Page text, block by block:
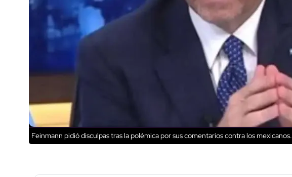
Feinmann pidió disculpas tras la polémica por sus comentarios contra los mexicanos.